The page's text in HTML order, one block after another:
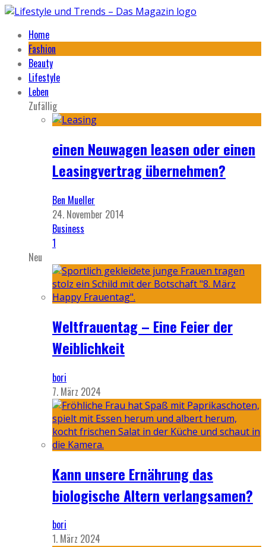
Home
Fashion
Beauty
Lifestyle
Leben
Zufällig
einen Neuwagen leasen oder einen
Leasingvertrag übernehmen?
Ben Mueller
24. November 2014
Business
1
Neu
Weltfrauentag – Eine Feier der
Weiblichkeit
bori
7. März 2024
Kann unsere Ernährung das
biologische Altern verlangsamen?
bori
1. März 2024